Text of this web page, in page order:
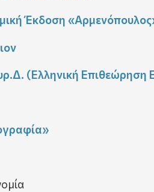
Έκδοση
(Ελληνική Επιθεώρηση